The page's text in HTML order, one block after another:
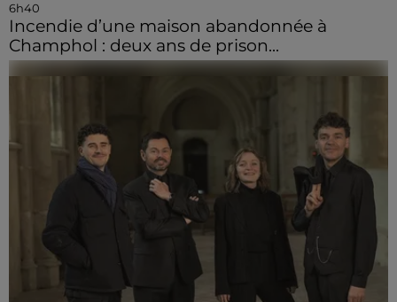
6h40
Incendie d’une maison abandonnée à
Champhol : deux ans de prison...